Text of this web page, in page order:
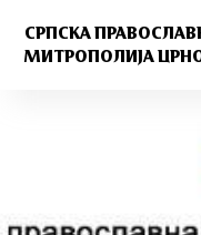
СРПСКА
МИТРОПОЛИЈА